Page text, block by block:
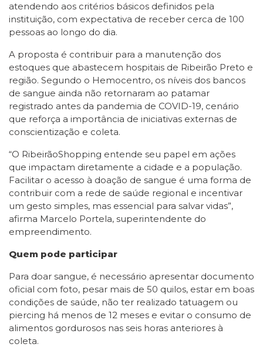
atendendo aos critérios básicos definidos pela
instituição, com expectativa de receber cerca de 100
pessoas ao longo do dia.
A proposta é contribuir para a manutenção dos
estoques que abastecem hospitais de Ribeirão Preto e
região. Segundo o Hemocentro, os níveis dos bancos
de sangue ainda não retornaram ao patamar
registrado antes da pandemia de COVID-19, cenário
que reforça a importância de iniciativas externas de
conscientização e coleta.
“O RibeirãoShopping entende seu papel em ações
que impactam diretamente a cidade e a população.
Facilitar o acesso à doação de sangue é uma forma de
contribuir com a rede de saúde regional e incentivar
um gesto simples, mas essencial para salvar vidas”,
afirma Marcelo Portela, superintendente do
empreendimento.
Quem pode participar
Para doar sangue, é necessário apresentar documento
oficial com foto, pesar mais de 50 quilos, estar em boas
condições de saúde, não ter realizado tatuagem ou
piercing há menos de 12 meses e evitar o consumo de
alimentos gordurosos nas seis horas anteriores à
coleta.